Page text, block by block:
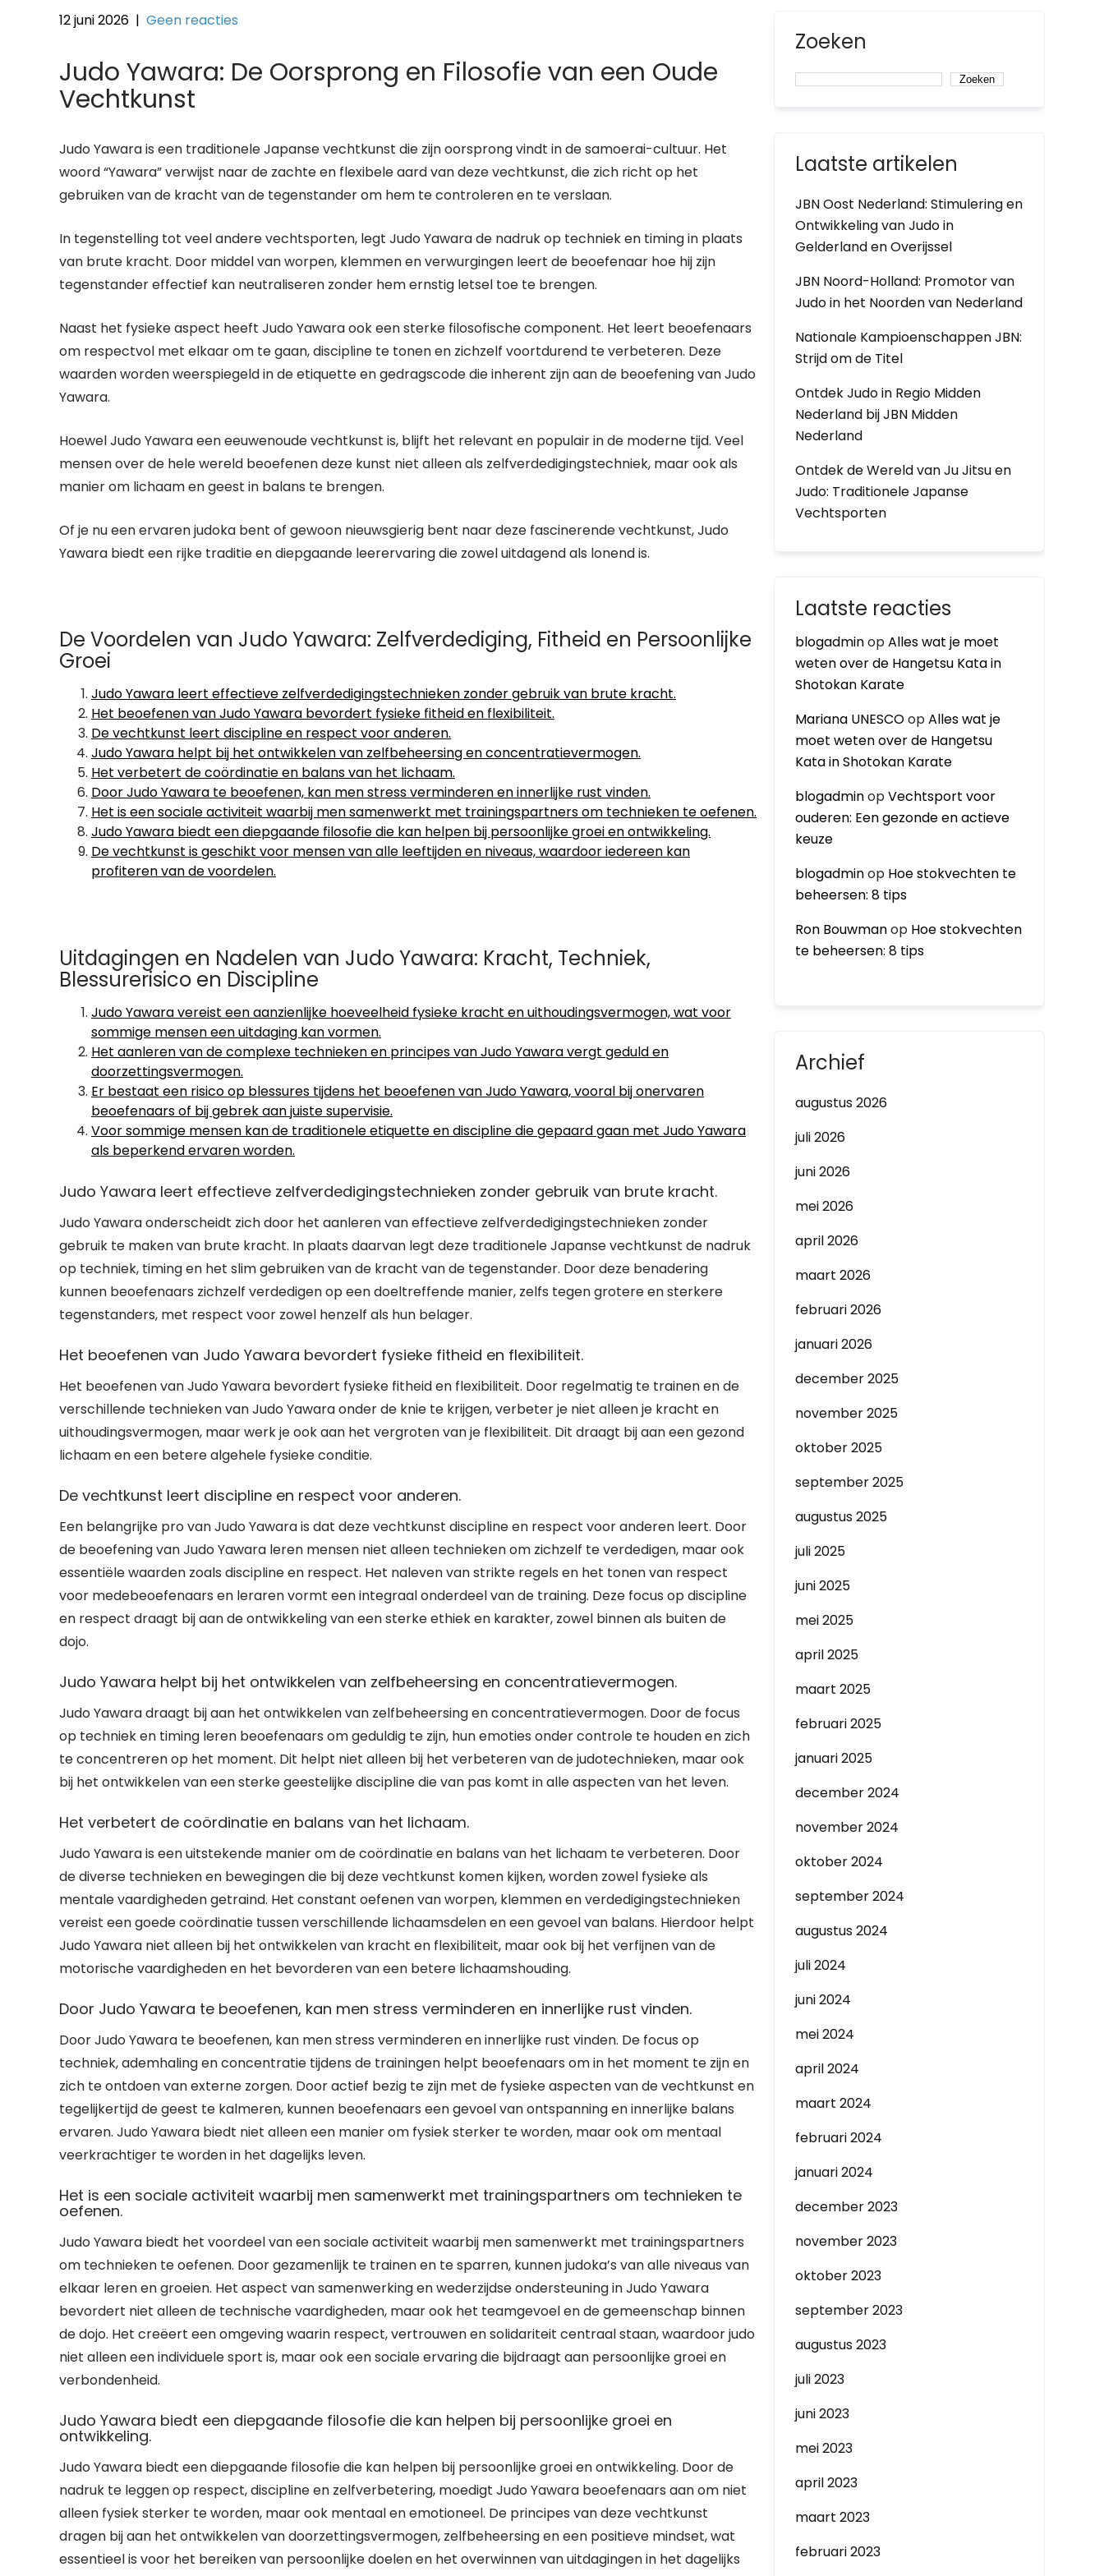
12 juni 2026 | Geen reacties
Judo Yawara: De Oorsprong en Filosofie van een Oude
Vechtkunst
Judo Yawara is een traditionele Japanse vechtkunst die zijn oorsprong vindt in de samoerai-cultuur. Het
woord “Yawara” verwijst naar de zachte en flexibele aard van deze vechtkunst, die zich richt op het
gebruiken van de kracht van de tegenstander om hem te controleren en te verslaan.
In tegenstelling tot veel andere vechtsporten, legt Judo Yawara de nadruk op techniek en timing in plaats
van brute kracht. Door middel van worpen, klemmen en verwurgingen leert de beoefenaar hoe hij zijn
tegenstander effectief kan neutraliseren zonder hem ernstig letsel toe te brengen.
Naast het fysieke aspect heeft Judo Yawara ook een sterke filosofische component. Het leert beoefenaars
om respectvol met elkaar om te gaan, discipline te tonen en zichzelf voortdurend te verbeteren. Deze
waarden worden weerspiegeld in de etiquette en gedragscode die inherent zijn aan de beoefening van Judo
Yawara.
Hoewel Judo Yawara een eeuwenoude vechtkunst is, blijft het relevant en populair in de moderne tijd. Veel
mensen over de hele wereld beoefenen deze kunst niet alleen als zelfverdedigingstechniek, maar ook als
manier om lichaam en geest in balans te brengen.
Of je nu een ervaren judoka bent of gewoon nieuwsgierig bent naar deze fascinerende vechtkunst, Judo
Yawara biedt een rijke traditie en diepgaande leerervaring die zowel uitdagend als lonend is.
De Voordelen van Judo Yawara: Zelfverdediging, Fitheid en Persoonlijke
Groei
Judo Yawara leert effectieve zelfverdedigingstechnieken zonder gebruik van brute kracht.
Het beoefenen van Judo Yawara bevordert fysieke fitheid en flexibiliteit.
De vechtkunst leert discipline en respect voor anderen.
Judo Yawara helpt bij het ontwikkelen van zelfbeheersing en concentratievermogen.
Het verbetert de coördinatie en balans van het lichaam.
Door Judo Yawara te beoefenen, kan men stress verminderen en innerlijke rust vinden.
Het is een sociale activiteit waarbij men samenwerkt met trainingspartners om technieken te oefenen.
Judo Yawara biedt een diepgaande filosofie die kan helpen bij persoonlijke groei en ontwikkeling.
De vechtkunst is geschikt voor mensen van alle leeftijden en niveaus, waardoor iedereen kan
profiteren van de voordelen.
Uitdagingen en Nadelen van Judo Yawara: Kracht, Techniek,
Blessurerisico en Discipline
Judo Yawara vereist een aanzienlijke hoeveelheid fysieke kracht en uithoudingsvermogen, wat voor
sommige mensen een uitdaging kan vormen.
Het aanleren van de complexe technieken en principes van Judo Yawara vergt geduld en
doorzettingsvermogen.
Er bestaat een risico op blessures tijdens het beoefenen van Judo Yawara, vooral bij onervaren
beoefenaars of bij gebrek aan juiste supervisie.
Voor sommige mensen kan de traditionele etiquette en discipline die gepaard gaan met Judo Yawara
als beperkend ervaren worden.
Judo Yawara leert effectieve zelfverdedigingstechnieken zonder gebruik van brute kracht.
Judo Yawara onderscheidt zich door het aanleren van effectieve zelfverdedigingstechnieken zonder
gebruik te maken van brute kracht. In plaats daarvan legt deze traditionele Japanse vechtkunst de nadruk
op techniek, timing en het slim gebruiken van de kracht van de tegenstander. Door deze benadering
kunnen beoefenaars zichzelf verdedigen op een doeltreffende manier, zelfs tegen grotere en sterkere
tegenstanders, met respect voor zowel henzelf als hun belager.
Het beoefenen van Judo Yawara bevordert fysieke fitheid en flexibiliteit.
Het beoefenen van Judo Yawara bevordert fysieke fitheid en flexibiliteit. Door regelmatig te trainen en de
verschillende technieken van Judo Yawara onder de knie te krijgen, verbeter je niet alleen je kracht en
uithoudingsvermogen, maar werk je ook aan het vergroten van je flexibiliteit. Dit draagt bij aan een gezond
lichaam en een betere algehele fysieke conditie.
De vechtkunst leert discipline en respect voor anderen.
Een belangrijke pro van Judo Yawara is dat deze vechtkunst discipline en respect voor anderen leert. Door
de beoefening van Judo Yawara leren mensen niet alleen technieken om zichzelf te verdedigen, maar ook
essentiële waarden zoals discipline en respect. Het naleven van strikte regels en het tonen van respect
voor medebeoefenaars en leraren vormt een integraal onderdeel van de training. Deze focus op discipline
en respect draagt bij aan de ontwikkeling van een sterke ethiek en karakter, zowel binnen als buiten de
dojo.
Judo Yawara helpt bij het ontwikkelen van zelfbeheersing en concentratievermogen.
Judo Yawara draagt bij aan het ontwikkelen van zelfbeheersing en concentratievermogen. Door de focus
op techniek en timing leren beoefenaars om geduldig te zijn, hun emoties onder controle te houden en zich
te concentreren op het moment. Dit helpt niet alleen bij het verbeteren van de judotechnieken, maar ook
bij het ontwikkelen van een sterke geestelijke discipline die van pas komt in alle aspecten van het leven.
Het verbetert de coördinatie en balans van het lichaam.
Judo Yawara is een uitstekende manier om de coördinatie en balans van het lichaam te verbeteren. Door
de diverse technieken en bewegingen die bij deze vechtkunst komen kijken, worden zowel fysieke als
mentale vaardigheden getraind. Het constant oefenen van worpen, klemmen en verdedigingstechnieken
vereist een goede coördinatie tussen verschillende lichaamsdelen en een gevoel van balans. Hierdoor helpt
Judo Yawara niet alleen bij het ontwikkelen van kracht en flexibiliteit, maar ook bij het verfijnen van de
motorische vaardigheden en het bevorderen van een betere lichaamshouding.
Door Judo Yawara te beoefenen, kan men stress verminderen en innerlijke rust vinden.
Door Judo Yawara te beoefenen, kan men stress verminderen en innerlijke rust vinden. De focus op
techniek, ademhaling en concentratie tijdens de trainingen helpt beoefenaars om in het moment te zijn en
zich te ontdoen van externe zorgen. Door actief bezig te zijn met de fysieke aspecten van de vechtkunst en
tegelijkertijd de geest te kalmeren, kunnen beoefenaars een gevoel van ontspanning en innerlijke balans
ervaren. Judo Yawara biedt niet alleen een manier om fysiek sterker te worden, maar ook om mentaal
veerkrachtiger te worden in het dagelijks leven.
Het is een sociale activiteit waarbij men samenwerkt met trainingspartners om technieken te
oefenen.
Judo Yawara biedt het voordeel van een sociale activiteit waarbij men samenwerkt met trainingspartners
om technieken te oefenen. Door gezamenlijk te trainen en te sparren, kunnen judoka’s van alle niveaus van
elkaar leren en groeien. Het aspect van samenwerking en wederzijdse ondersteuning in Judo Yawara
bevordert niet alleen de technische vaardigheden, maar ook het teamgevoel en de gemeenschap binnen
de dojo. Het creëert een omgeving waarin respect, vertrouwen en solidariteit centraal staan, waardoor judo
niet alleen een individuele sport is, maar ook een sociale ervaring die bijdraagt aan persoonlijke groei en
verbondenheid.
Judo Yawara biedt een diepgaande filosofie die kan helpen bij persoonlijke groei en
ontwikkeling.
Judo Yawara biedt een diepgaande filosofie die kan helpen bij persoonlijke groei en ontwikkeling. Door de
nadruk te leggen op respect, discipline en zelfverbetering, moedigt Judo Yawara beoefenaars aan om niet
alleen fysiek sterker te worden, maar ook mentaal en emotioneel. De principes van deze vechtkunst
dragen bij aan het ontwikkelen van doorzettingsvermogen, zelfbeheersing en een positieve mindset, wat
essentieel is voor het bereiken van persoonlijke doelen en het overwinnen van uitdagingen in het dagelijks
Zoeken
Zoeken
Laatste artikelen
JBN Oost Nederland: Stimulering en
Ontwikkeling van Judo in
Gelderland en Overijssel
JBN Noord-Holland: Promotor van
Judo in het Noorden van Nederland
Nationale Kampioenschappen JBN:
Strijd om de Titel
Ontdek Judo in Regio Midden
Nederland bij JBN Midden
Nederland
Ontdek de Wereld van Ju Jitsu en
Judo: Traditionele Japanse
Vechtsporten
Laatste reacties
blogadminopAlles wat je moet
weten over de Hangetsu Kata in
Shotokan Karate
Mariana UNESCOopAlles wat je
moet weten over de Hangetsu
Kata in Shotokan Karate
blogadminopVechtsport voor
ouderen: Een gezonde en actieve
keuze
blogadminop Hoe stokvechten te
beheersen: 8 tips
Ron Bouwmanop Hoe stokvechten
te beheersen: 8 tips
Archief
augustus 2026
juli 2026
juni 2026
mei 2026
april 2026
maart 2026
februari 2026
januari 2026
december 2025
november 2025
oktober 2025
september 2025
augustus 2025
juli 2025
juni 2025
mei 2025
april 2025
maart 2025
februari 2025
januari 2025
december 2024
november 2024
oktober 2024
september 2024
augustus 2024
juli 2024
juni 2024
mei 2024
april 2024
maart 2024
februari 2024
januari 2024
december 2023
november 2023
oktober 2023
september 2023
augustus 2023
juli 2023
juni 2023
mei 2023
april 2023
maart 2023
februari 2023